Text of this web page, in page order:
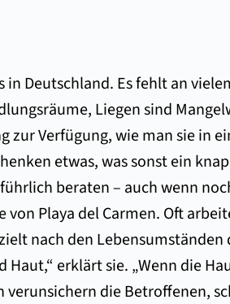
Deutschland. Es fehlt an
Liegen sind
Verfügung, wie man sie in
etwas, was sonst ein
beraten – auch wenn
Playa del Carmen. Oft
nach den Lebensumständen
erklärt sie. „Wenn die
die Betroffenen,